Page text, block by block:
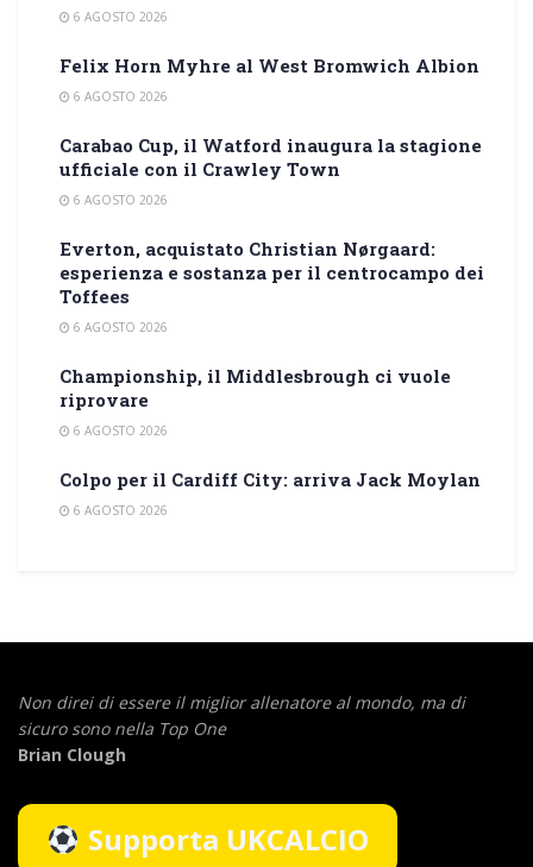
6 AGOSTO 2026
Felix Horn Myhre al West Bromwich Albion
6 AGOSTO 2026
Carabao Cup, il Watford inaugura la stagione
ufficiale con il Crawley Town
6 AGOSTO 2026
Everton, acquistato Christian Nørgaard:
esperienza e sostanza per il centrocampo dei
Toffees
6 AGOSTO 2026
Championship, il Middlesbrough ci vuole
riprovare
6 AGOSTO 2026
Colpo per il Cardiff City: arriva Jack Moylan
6 AGOSTO 2026
Non direi di essere il miglior allenatore al mondo, ma di
sicuro sono nella Top One
Brian Clough
Supporta UKCALCIO